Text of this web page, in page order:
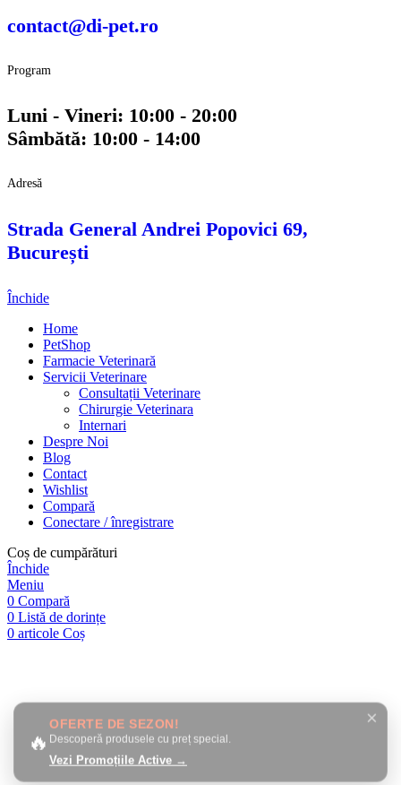
contact@di-pet.ro
Program
Luni - Vineri: 10:00 - 20:00
Sâmbătă: 10:00 - 14:00
Adresă
Strada General Andrei Popovici 69,
București
Închide
Home
PetShop
Farmacie Veterinară
Servicii Veterinare
Consultații Veterinare
Chirurgie Veterinara
Internari
Despre Noi
Blog
Contact
Wishlist
Compară
Conectare / înregistrare
Coș de cumpărături
Închide
Meniu
0 Compară
0 Listă de dorințe
0 articole Coș
×
🔥
OFERTE DE SEZON!
Descoperă produsele cu preț special.
Vezi Promoțiile Active →